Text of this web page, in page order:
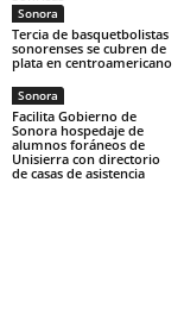
Sonora
Tercia de basquetbolistas
sonorenses se cubren de
plata en centroamericano
Sonora
Facilita Gobierno de
Sonora hospedaje de
alumnos foráneos de
Unisierra con directorio
de casas de asistencia